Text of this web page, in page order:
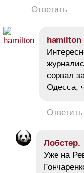
Ответить
hamilton
сорвал
Одесса,
Ответить
Лобстер.
Уже на